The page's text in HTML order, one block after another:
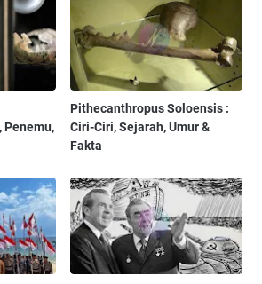
Penemu,
Pithecanthropus Soloensis :
Ciri-Ciri, Sejarah, Umur &
Fakta